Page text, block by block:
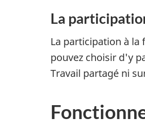
La
La participation à
pouvez choisir d'y
Travail partagé ni